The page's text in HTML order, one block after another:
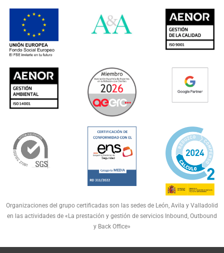
Organizaciones del grupo certificadas son las sedes de León, Avila y Valladolid
en las actividades de «La prestación y gestión de servicios Inbound, Outbound
y Back Office»